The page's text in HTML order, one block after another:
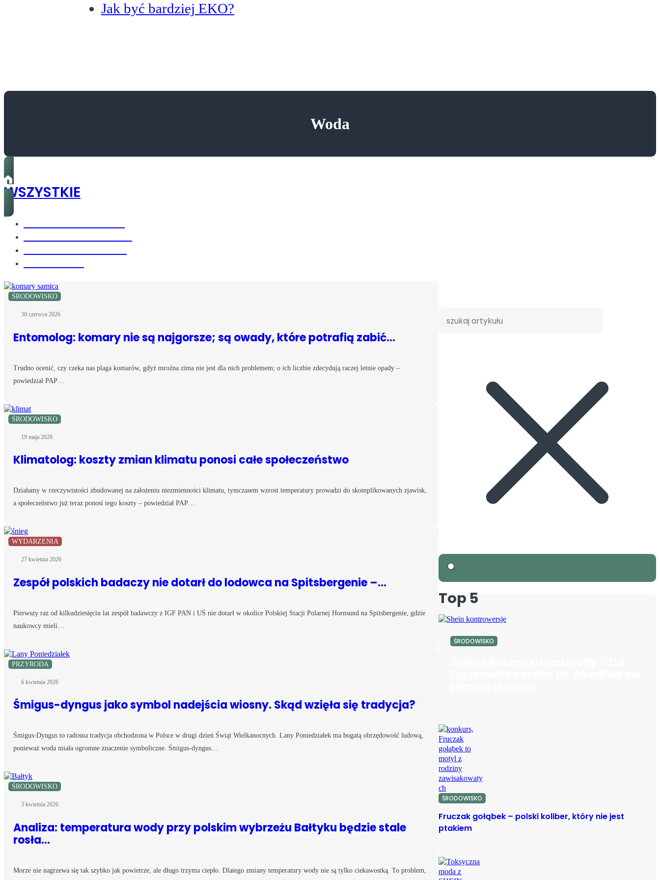
Jak być bardziej EKO?
Woda
WSZYSTKIE
ŚRODOWISKO
30 czerwca 2026
Entomolog: komary nie są najgorsze; są owady, które potrafią zabić…
Trudno ocenić, czy czeka nas plaga komarów, gdyż mroźna zima nie jest dla nich problemem; o ich liczbie zdecydują raczej letnie opady –
powiedział PAP…
ŚRODOWISKO
19 maja 2026
Klimatolog: koszty zmian klimatu ponosi całe społeczeństwo
Działamy w rzeczywistości zbudowanej na założeniu niezmienności klimatu, tymczasem wzrost temperatury prowadzi do skomplikowanych zjawisk,
a społeczeństwo już teraz ponosi tego koszty – powiedział PAP…
WYDARZENIA
27 kwietnia 2026
Zespół polskich badaczy nie dotarł do lodowca na Spitsbergenie –…
Pierwszy raz od kilkudziesięciu lat zespół badawczy z IGF PAN i UŚ nie dotarł w okolice Polskiej Stacji Polarnej Hornsund na Spitsbergenie, gdzie
naukowcy mieli…
PRZYRODA
6 kwietnia 2026
Śmigus-dyngus jako symbol nadejścia wiosny. Skąd wzięła się tradycja?
Śmigus-Dyngus to radosna tradycja obchodzona w Polsce w drugi dzień Świąt Wielkanocnych. Lany Poniedziałek ma bogatą obrzędowość ludową,
ponieważ woda miała ogromne znaczenie symboliczne. Śmigus-dyngus…
ŚRODOWISKO
3 kwietnia 2026
Analiza: temperatura wody przy polskim wybrzeżu Bałtyku będzie stale
rosła…
Morze nie nagrzewa się tak szybko jak powietrze, ale długo trzyma ciepło. Dlatego zmiany temperatury wody nie są tylko ciekawostką. To problem,
Top 5
ŚRODOWISKO
ŚRODOWISKO
Fruczak gołąbek – polski koliber, który nie jest
ptakiem